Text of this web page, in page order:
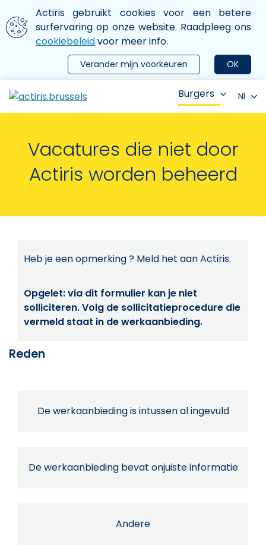
Aller au contenu principal
We gebruiken cookies
Actiris gebruikt cookies voor een betere
surfervaring op onze website. Raadpleeg ons
cookiebeleidvoor meer info.
OK
Verander mijn voorkeuren
le menu
Burgers Nl
Vacatures die niet door
Actiris worden beheerd
Heb je een opmerking ? Meld het aan Actiris.
Opgelet: via dit formulier kan je niet
solliciteren. Volg de sollicitatieprocedure die
vermeld staat in de werkaanbieding.
Reden
De werkaanbieding is intussen al ingevuld
De werkaanbieding bevat onjuiste informatie
Andere